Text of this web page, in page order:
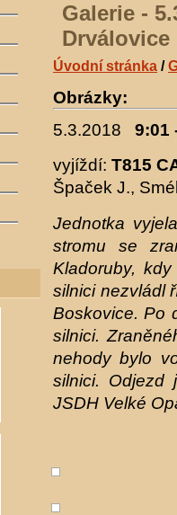
Galerie -
Drválovice
Úvodní stránka /
Obrázky:
5.3.2018
9:01
vyjíždí: T815
Špaček J.,
Jednotka
stromu se
Kladoruby,
silnici nezvládl
Boskovice. Po
silnici.
nehody bylo
silnici. Odjezd
JSDH Velké